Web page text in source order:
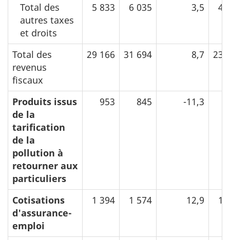
Total des
autres taxes
et droits
5 833 6 035 3,5
Total des
revenus
fiscaux
29 166 31 694 8,7
Produits issus
de la
tarification
de la
pollution à
retourner aux
particuliers
953 845 -11,3
Cotisations
d'assurance-
emploi
1 394 1 574 12,9